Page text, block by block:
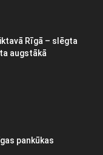
Rīgā – slēgta
augstākā
pankūkas